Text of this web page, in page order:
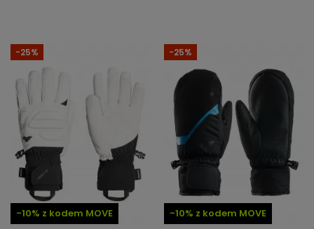
-10% z kodem MOVE
-25%
-10% z kodem MOVE
-25%